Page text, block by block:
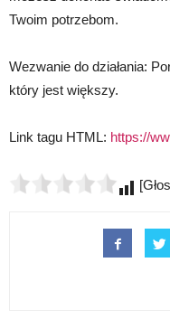
Twoim potrzebom.
Wezwanie do działania:
który jest większy.
Link tagu HTML: https://